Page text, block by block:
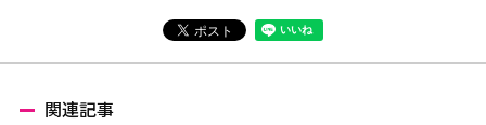
関連記事